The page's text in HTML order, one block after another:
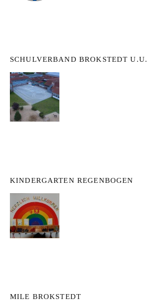
SCHULVERBAND BROKSTEDT U.U.
KINDERGARTEN REGENBOGEN
MILE BROKSTEDT